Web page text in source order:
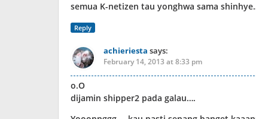
semua K-netizen tau yonghwa sama
Reply
achieriesta says:
February 14, 2013 at 8:33 pm
o.O
dijamin shipper2 pada galau….